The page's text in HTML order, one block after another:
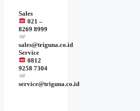
Sales
021 –
8269 8999
sales@triguna.co.id
Service
0812
9258 7304
service@triguna.co.id